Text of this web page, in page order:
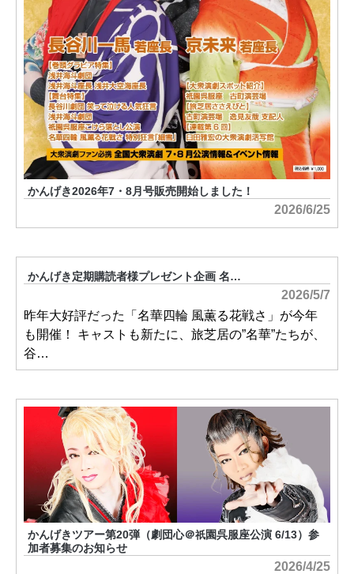
かんげき2026年7・8月号販売開始しました！
2026/6/25
かんげき定期購読者様プレゼント企画 名…
2026/5/7
昨年大好評だった「名華四輪 風薫る花戦さ」が今年
も開催！ キャストも新たに、旅芝居の”名華”たちが、
谷…
かんげきツアー第20弾（劇団心＠祇園呉服座公演 6/13）参
加者募集のお知らせ
2026/4/25